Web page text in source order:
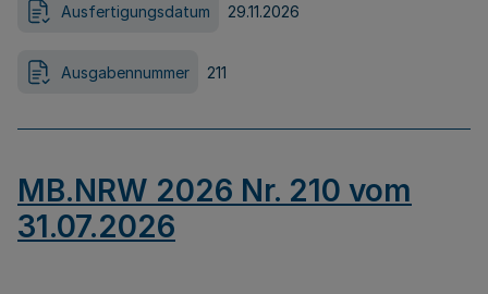
Ausfertigungsdatum 29.11.2026
Ausgabennummer 211
MB.NRW 2026 Nr. 210 vom
31.07.2026